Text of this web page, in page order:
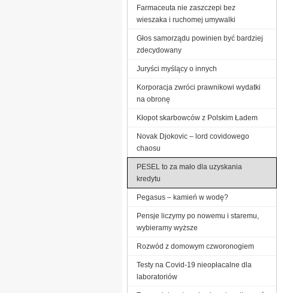
Farmaceuta nie zaszczepi bez
wieszaka i ruchomej umywalki
Głos samorządu powinien być bardziej
zdecydowany
Juryści myślący o innych
Korporacja zwróci prawnikowi wydatki
na obronę
Kłopot skarbowców z Polskim Ładem
Novak Djokovic – lord covidowego
chaosu
PESEL to za mało dla uzyskania
kredytu
Pegasus – kamień w wodę?
Pensje liczymy po nowemu i staremu,
wybieramy wyższe
Rozwód z domowym czworonogiem
Testy na Covid-19 nieopłacalne dla
laboratoriów